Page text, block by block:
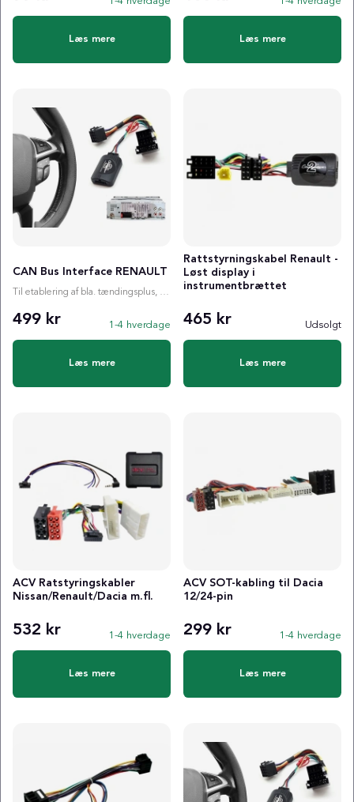
Læs mere Læs mere
CAN Bus Interface RENAULT
Til etablering af bla. tændingsplus, ratstyring etc.
499 kr 1-4 hverdage
Læs mere
Rattstyrningskabel Renault -
Løst display i
instrumentbrættet
465 kr Udsolgt
Læs mere
ACV Ratstyringskabler
Nissan/Renault/Dacia m.fl.
532 kr 1-4 hverdage
Læs mere
ACV SOT-kabling til Dacia
12/24-pin
299 kr 1-4 hverdage
Læs mere